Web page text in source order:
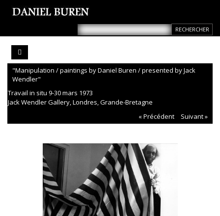
"Manipulation / paintings by Daniel Buren / presented by Jack
Wendler"
Travail in situ 9-30 mars 1973
Jack Wendler Gallery, Londres, Grande-Bretagne
« Précédent
Suivant »